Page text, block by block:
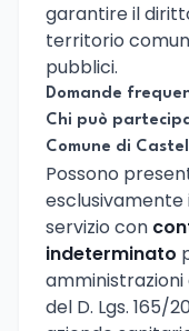
garantire il
territorio
pubblici.
Domande
Chi può
Comune di
Possono
esclusivamente
servizio con
indeterminato
amministrazioni
del D. Lgs. 165/